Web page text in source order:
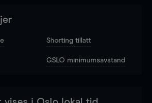
Shorting tillatt
GSLO minimumsavstand